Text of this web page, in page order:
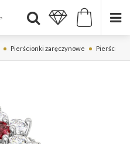
Pierścionki zaręczynowe